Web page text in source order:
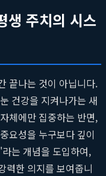
생 주치의 시스
끝나는 것이 아닙니다.
건강을 지켜나가는 새
체에만 집중하는 반면,
요성을 누구보다 깊이
는 개념을 도입하여,
력한 의지를 보여줍니